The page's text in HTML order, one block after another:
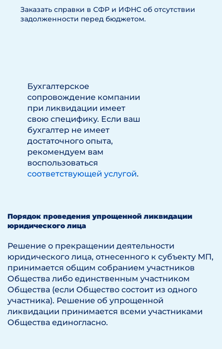
Заказать справки в СФР и ИФНС об отсутствии
задолженности перед бюджетом.
Бухгалтерское
сопровождение компании
при ликвидации имеет
свою специфику. Если ваш
бухгалтер не имеет
достаточного опыта,
рекомендуем вам
воспользоваться
соответствующей услугой.
Порядок проведения упрощенной ликвидации
юридического лица
Решение о прекращении деятельности
юридического лица, отнесенного к субъекту МП,
принимается общим собранием участников
Общества либо единственным участником
Общества (если Общество состоит из одного
участника). Решение об упрощенной
ликвидации принимается всеми участниками
Общества единогласно.